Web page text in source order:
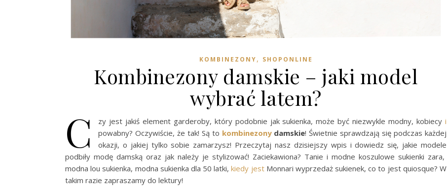
KOMBINEZONY, SHOPONLINE
Kombinezony damskie – jaki model
wybrać latem?
C zy jest jakiś element garderoby, który podobnie jak sukienka, może być niezwykle modny, kobiecy i
powabny? Oczywiście, że tak! Są to kombinezonydamskie! Świetnie sprawdzają się podczas każdej
okazji, o jakiej tylko sobie zamarzysz! Przeczytaj nasz dzisiejszy wpis i dowiedz się, jakie modele
podbiły modę damską oraz jak należy je stylizować! Zaciekawiona? Tanie i modne koszulowe sukienki zara,
modna lou sukienka, modna sukienka dla 50 latki,kiedy jestMonnari wyprzedaż sukienek, co to jest quiosque? W
takim razie zapraszamy do lektury!